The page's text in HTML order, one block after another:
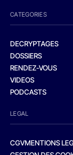
CATEGORIES
DECRYPTAGES
DOSSIERS
RENDEZ-VOUS
VIDEOS
PODCASTS
LEGAL
CGVMENTIONS